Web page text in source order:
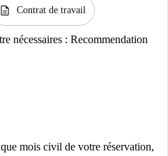
description Contrat de travail
nécessaires : Recommendation
mois civil de votre réservation,